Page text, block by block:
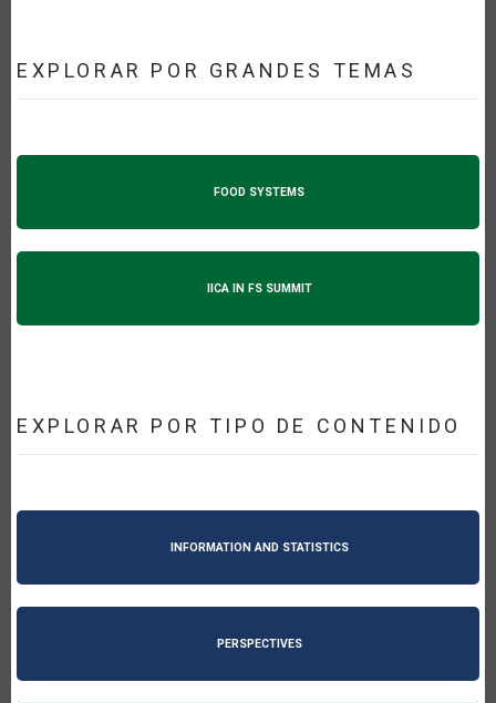
EXPLORAR POR GRANDES TEMAS
FOOD SYSTEMS
IICA IN FS SUMMIT
EXPLORAR POR TIPO DE CONTENIDO
INFORMATION AND STATISTICS
PERSPECTIVES